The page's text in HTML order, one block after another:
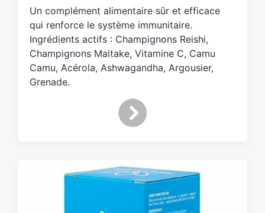
d
w
i
t
h
Un complément alimentaire sûr et efficace
qui renforce le système immunitaire.
Ingrédients actifs : Champignons Reishi,
Champignons Maitake, Vitamine C, Camu
Camu, Acérola, Ashwagandha, Argousier,
Grenade.